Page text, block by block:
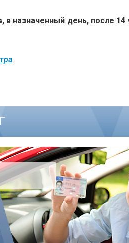
в назначенный день, после 14